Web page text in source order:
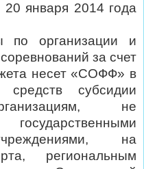
января 2014 года
по организации и
за счет
несет «СОФФ» в
средств субсидии
не
на
региональным